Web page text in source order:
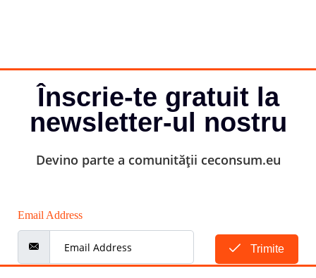
Înscrie-te gratuit la
newsletter-ul nostru
Devino parte a comunității ceconsum.eu
Email Address
Trimite